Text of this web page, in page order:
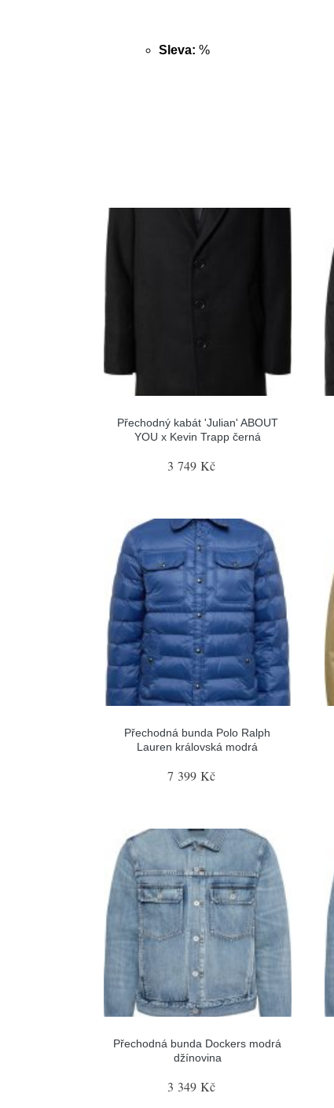
Sleva: %
Přechodný kabát 'Julian' ABOUT
YOU x Kevin Trapp černá
3 749 Kč
Přechodná bunda Polo Ralph
Lauren královská modrá
7 399 Kč
Přechodná bunda Dockers modrá
džínovina
3 349 Kč